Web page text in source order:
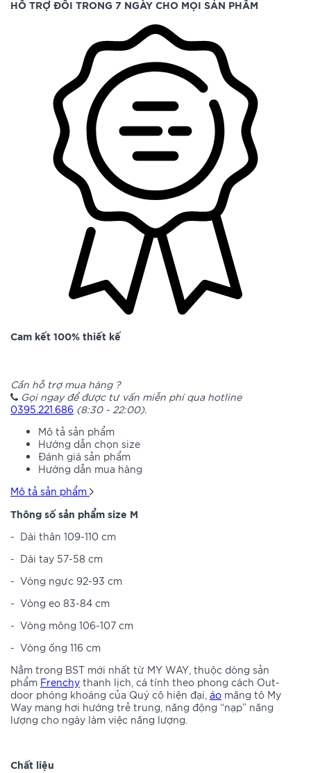
HỖ TRỢ ĐỔI TRONG 7 NGÀY CHO MỌI SẢN PHẨM
Cam kết 100% thiết kế
Cần hỗ trợ mua hàng ?
Gọi ngay để được tư vấn miễn phí qua hotline
0395.221.686 (8:30 - 22:00).
Mô tả sản phẩm
Hướng dẫn chọn size
Đánh giá sản phẩm
Hướng dẫn mua hàng
Mô tả sản phẩm
Thông số sản phẩm size M
- Dài thân 109-110 cm
- Dài tay 57-58 cm
- Vòng ngực 92-93 cm
- Vòng eo 83-84 cm
- Vòng mông 106-107 cm
- Vòng ống 116 cm
Nằm trong BST mới nhất từ MY WAY, thuộc dòng sản
phẩm Frenchy thanh lịch, cá tính theo phong cách Out-
door phóng khoáng của Quý cô hiện đại, áo măng tô My
Way mang hơi hướng trẻ trung, năng động “nạp” năng
lượng cho ngày làm việc năng lượng.
Chất liệu